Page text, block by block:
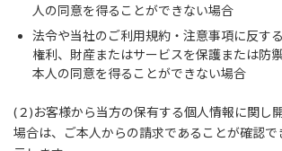
人の同意を得ることができない場合
法令や当社のご利用規約・注意事項に反す
権利、財産またはサービスを保護または防
本人の同意を得ることができない場合
(２)お客様から当方の保有する個人情報に関し
場合は、ご本人からの請求であることが確認